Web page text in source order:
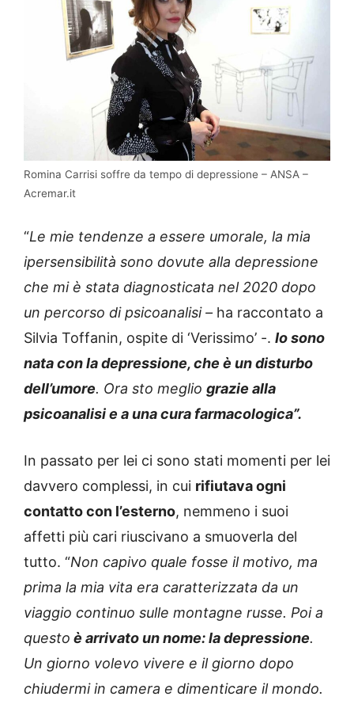
Romina Carrisi soffre da tempo di depressione – ANSA –
Acremar.it
“Le mie tendenze a essere umorale, la mia
ipersensibilità sono dovute alla depressione
che mi è stata diagnosticata nel 2020 dopo
un percorso di psicoanalisi – ha raccontato a
Silvia Toffanin, ospite di ‘Verissimo’ -. Io sono
nata con la depressione, che è un disturbo
dell’umore. Ora sto meglio grazie alla
psicoanalisi e a una cura farmacologica”.
In passato per lei ci sono stati momenti per lei
davvero complessi, in cui rifiutava ogni
contatto con l’esterno, nemmeno i suoi
affetti più cari riuscivano a smuoverla del
tutto. “Non capivo quale fosse il motivo, ma
prima la mia vita era caratterizzata da un
viaggio continuo sulle montagne russe. Poi a
questo è arrivato un nome: la depressione.
Un giorno volevo vivere e il giorno dopo
chiudermi in camera e dimenticare il mondo.